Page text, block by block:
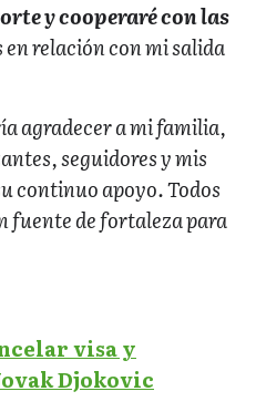
y cooperaré con las
relación con mi salida
agradecer a mi familia,
seguidores y mis
continuo apoyo. Todos
fuente de fortaleza para
visa y
Djokovic